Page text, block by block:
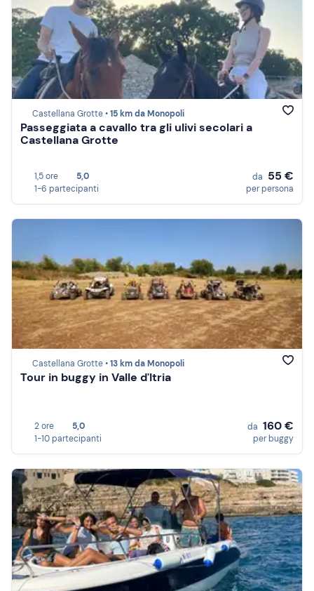
Castellana Grotte •15 km da Monopoli
Passeggiata a cavallo tra gli ulivi secolari a
Castellana Grotte
1,5 ore
5,0
1-6 partecipanti
da 55 €
per persona
Castellana Grotte •13 km da Monopoli
Tour in buggy in Valle d'Itria
2 ore
5,0
1-10 partecipanti
da 160 €
per buggy